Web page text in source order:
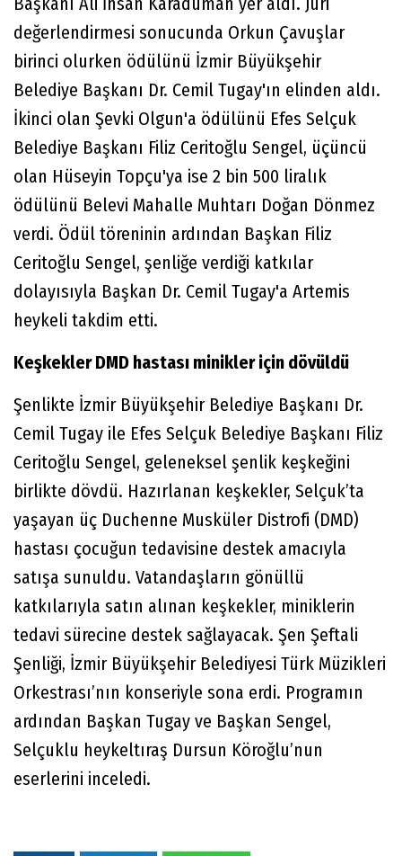
değerlendirmesi sonucunda Orkun Çavuşlar
birinci olurken ödülünü İzmir Büyükşehir
Belediye Başkanı Dr. Cemil Tugay'ın elinden aldı.
İkinci olan Şevki Olgun'a ödülünü Efes Selçuk
Belediye Başkanı Filiz Ceritoğlu Sengel, üçüncü
olan Hüseyin Topçu'ya ise 2 bin 500 liralık
ödülünü Belevi Mahalle Muhtarı Doğan Dönmez
verdi. Ödül töreninin ardından Başkan Filiz
Ceritoğlu Sengel, şenliğe verdiği katkılar
dolayısıyla Başkan Dr. Cemil Tugay'a Artemis
heykeli takdim etti.
Keşkekler DMD hastası minikler için dövüldü
Şenlikte İzmir Büyükşehir Belediye Başkanı Dr.
Cemil Tugay ile Efes Selçuk Belediye Başkanı Filiz
Ceritoğlu Sengel, geleneksel şenlik keşkeğini
birlikte dövdü. Hazırlanan keşkekler, Selçuk’ta
yaşayan üç Duchenne Musküler Distrofi (DMD)
hastası çocuğun tedavisine destek amacıyla
satışa sunuldu. Vatandaşların gönüllü
katkılarıyla satın alınan keşkekler, miniklerin
tedavi sürecine destek sağlayacak. Şen Şeftali
Şenliği, İzmir Büyükşehir Belediyesi Türk Müzikleri
Orkestrası’nın konseriyle sona erdi. Programın
ardından Başkan Tugay ve Başkan Sengel,
Selçuklu heykeltıraş Dursun Köroğlu’nun
eserlerini inceledi.